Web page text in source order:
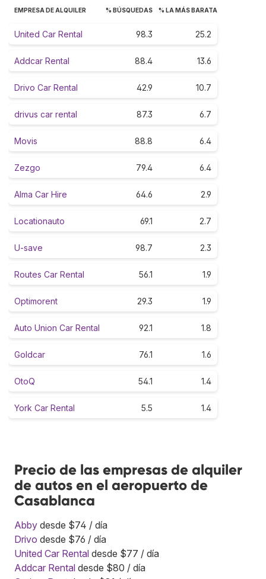
EMPRESA DE ALQUILER % BÚSQUEDAS % LA MÁS BARATA
United Car Rental 98.3 25.2
Addcar Rental 88.4 13.6
Drivo Car Rental 42.9 10.7
drivus car rental 87.3 6.7
Movis 88.8 6.4
Zezgo 79.4 6.4
Alma Car Hire 64.6 2.9
Locationauto 69.1 2.7
U-save 98.7 2.3
Routes Car Rental 56.1 1.9
Optimorent 29.3 1.9
Auto Union Car Rental 92.1 1.8
Goldcar 76.1 1.6
OtoQ 54.1 1.4
York Car Rental 5.5 1.4
Precio de las empresas de alquiler
de autos en el aeropuerto de
Casablanca
Abby desde $74 / día
Drivo desde $76 / día
United Car Rental desde $77 / día
Addcar Rental desde $80 / día